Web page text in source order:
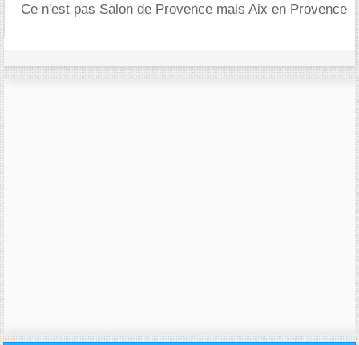
Ce n'est pas Salon de Provence mais Aix en Provence